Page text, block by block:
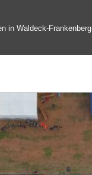
in Waldeck-Frankenberg